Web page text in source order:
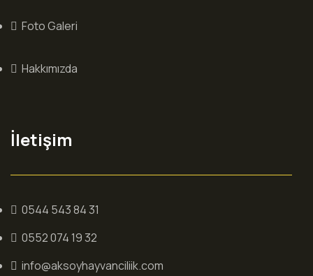
Foto Galeri
Hakkımızda
İletişim
0544 543 84 31
0552 074 19 32
info@aksoyhayvanciliik.com